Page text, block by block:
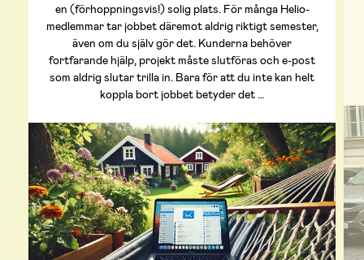
en (förhoppningsvis!) solig plats. För många Helio-
medlemmar tar jobbet däremot aldrig riktigt semester,
även om du själv gör det. Kunderna behöver
fortfarande hjälp, projekt måste slutföras och e-post
som aldrig slutar trilla in. Bara för att du inte kan helt
koppla bort jobbet betyder det …